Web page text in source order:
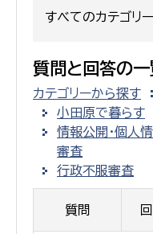
すべてのカテゴリ
質問と回答の
カテゴリーから探す
小田原で暮らす
情報公開・個人
審査
行政不服審査
質問